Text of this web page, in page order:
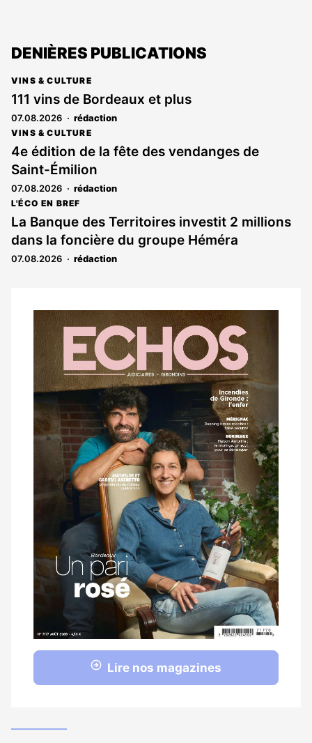
DENIÈRES PUBLICATIONS
VINS & CULTURE
111 vins de Bordeaux et plus
07.08.2026 rédaction
VINS & CULTURE
4e édition de la fête des vendanges de
Saint-Émilion
07.08.2026 rédaction
L'ÉCO EN BREF
La Banque des Territoires investit 2 millions
dans la foncière du groupe Héméra
07.08.2026 rédaction
Notre
dernier
magazine
Lire nos magazines